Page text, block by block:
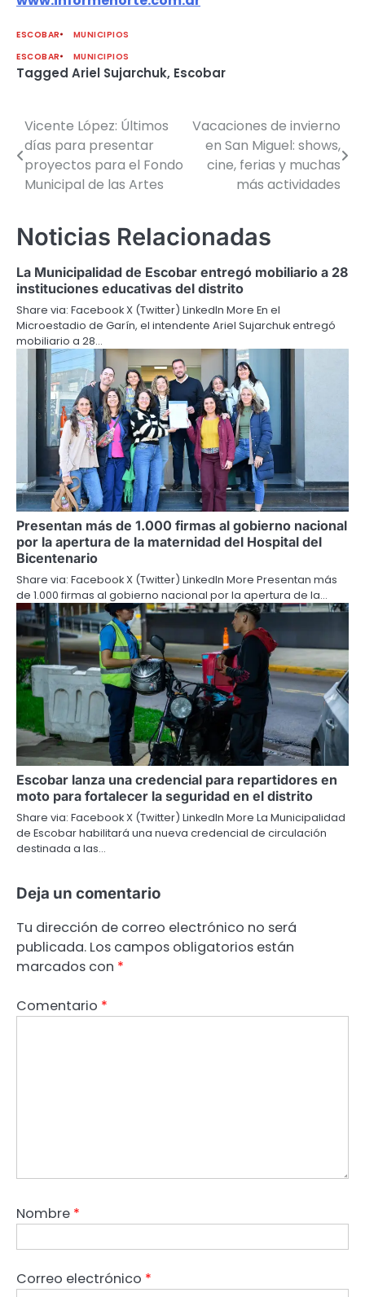
ESCOBAR
MUNICIPIOS
ESCOBAR
MUNICIPIOS
Tagged Ariel Sujarchuk, Escobar
Navegación
de
entradas
Vicente López: Últimos
días para presentar
proyectos para el Fondo
Municipal de las Artes
Vacaciones de invierno
en San Miguel: shows,
cine, ferias y muchas
más actividades
Noticias Relacionadas
La Municipalidad de Escobar entregó mobiliario a 28
instituciones educativas del distrito
Share via: Facebook X (Twitter) LinkedIn More En el
Microestadio de Garín, el intendente Ariel Sujarchuk entregó
mobiliario a 28…
Presentan más de 1.000 firmas al gobierno nacional
por la apertura de la maternidad del Hospital del
Bicentenario
Share via: Facebook X (Twitter) LinkedIn More Presentan más
de 1.000 firmas al gobierno nacional por la apertura de la…
Escobar lanza una credencial para repartidores en
moto para fortalecer la seguridad en el distrito
Share via: Facebook X (Twitter) LinkedIn More La Municipalidad
de Escobar habilitará una nueva credencial de circulación
destinada a las…
Deja un comentario
Tu dirección de correo electrónico no será
publicada. Los campos obligatorios están
marcados con *
Comentario *
Nombre *
Correo electrónico *